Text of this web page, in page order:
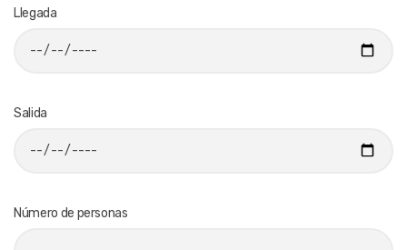
Llegada
Salida
Número de personas